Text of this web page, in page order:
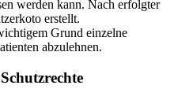
werden kann. Nach erfolgter
erstellt.
Grund einzelne
abzulehnen.